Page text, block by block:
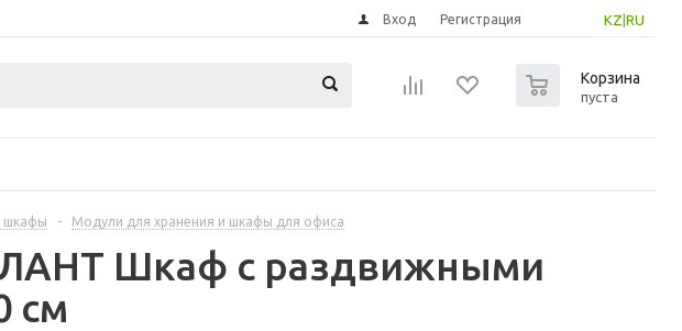
KZ RU
Вход Регистрация
Корзина
пуста
шкафы - Модули для хранения и шкафы для офиса
Шкаф с раздвижными
см